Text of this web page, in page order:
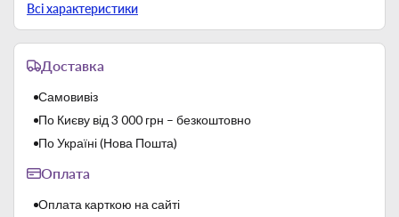
Всі характеристики
Доставка
Самовивіз
По Києву від 3 000 грн – безкоштовно
По Україні (Нова Пошта)
Оплата
Оплата карткою на сайті